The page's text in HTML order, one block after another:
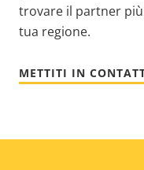
trovare il partner
tua regione.
METTITI IN